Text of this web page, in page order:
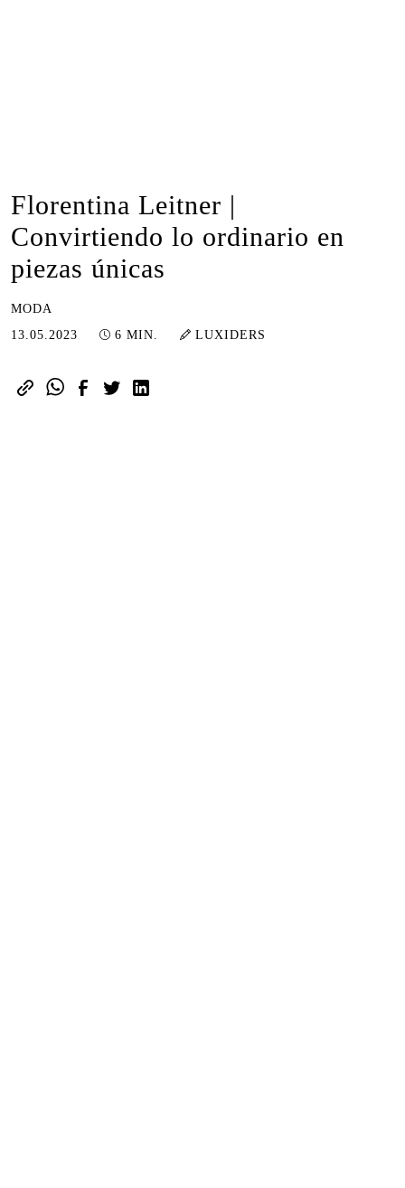
Florentina Leitner |
Convirtiendo lo ordinario en
piezas únicas
MODA
13.05.2023 22.05.2023
6 MIN. LUXIDERS